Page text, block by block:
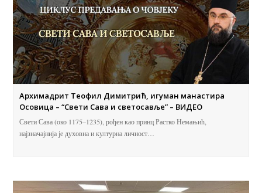
Архимадрит Теофил Димитрић, игуман манастира
Осовица – “Свети Сава и светосавље” – ВИДЕО
Свети Сава (око 1175–1235), рођен као принц Растко Немањић,
најзначајнија је духовна и културна личност…